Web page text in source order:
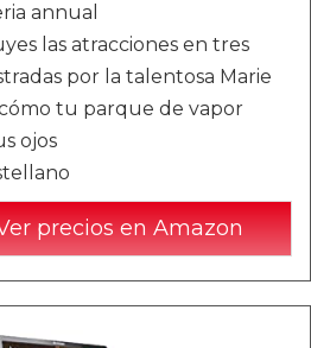
annual
las atracciones en tres
por la talentosa Marie
tu parque de vapor
ojos
precios en Amazon